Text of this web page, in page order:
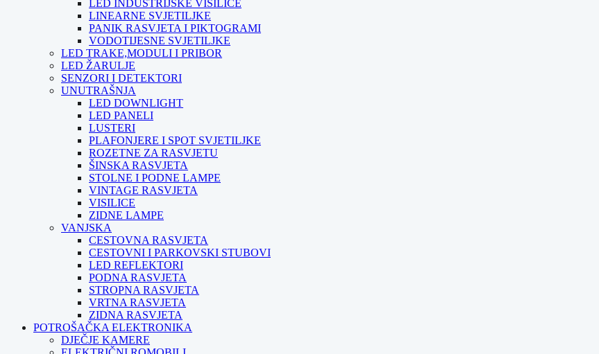
LED INDUSTRIJSKE VISILICE
LINEARNE SVJETILJKE
PANIK RASVJETA I PIKTOGRAMI
VODOTIJESNE SVJETILJKE
LED TRAKE,MODULI I PRIBOR
LED ŽARULJE
SENZORI I DETEKTORI
UNUTRAŠNJA
LED DOWNLIGHT
LED PANELI
LUSTERI
PLAFONJERE I SPOT SVJETILJKE
ROZETNE ZA RASVJETU
ŠINSKA RASVJETA
STOLNE I PODNE LAMPE
VINTAGE RASVJETA
VISILICE
ZIDNE LAMPE
VANJSKA
CESTOVNA RASVJETA
CESTOVNI I PARKOVSKI STUBOVI
LED REFLEKTORI
PODNA RASVJETA
STROPNA RASVJETA
VRTNA RASVJETA
ZIDNA RASVJETA
POTROŠAČKA ELEKTRONIKA
DJEČJE KAMERE